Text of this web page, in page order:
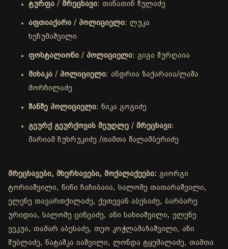
ტურფა / მრეცხავი: თინათინ წულაძე
აფთიაქარი / პოლიციელი: ლუკა
ხეჩუმაშვილი
ფოსტალიონი / პოლიციელი: გიგა შურღაია
მიხაკა / პოლიციელი: ანდრია ზაქარაია/ლაშა
მორჩილაძე
შანშე პოლიციელი: ნიკა გოგიძე
გეურქ გეურქოვის მეუღლე / მრეცხავი:
მარიამ ჩუხრუკიძე /თამთა შალამბერიძე
მრეცხავები, მხერხავები, მოქალაქეები: გიორგი
ტორიაშვილი, ნინი ჩაჩიბაია, სალომე თათარაშვილი,
ელენე თავართქილაძე, ქეთევან აბესაძე, ბარბარე
ურიდია, სალომე ცინცაძე, ანი სახიაშვილი, ელენე
ვეკუა, თამარ აბესაძე, თეო კოჭლამაზაშვილი, ანი
შუბლაძე, ნატაშკა იაშვილი, ლონდა ტყემალაძე, თამთა